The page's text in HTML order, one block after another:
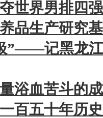
世界男排四
品生产研究
”——记黑龙
浴血苦斗的
百五十年历